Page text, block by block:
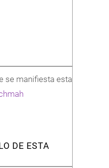
se manifiesta esta
DE ESTA